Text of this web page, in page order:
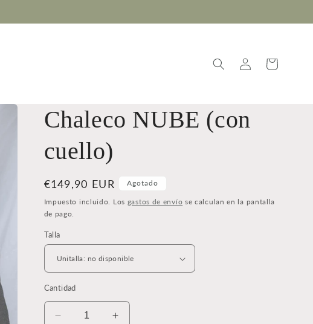
Iniciar
sesión
Carrito
Chaleco NUBE (con
cuello)
Precio
habitual
€149,90 EUR Agotado
Impuesto incluido. Los gastos de envío se calculan en la pantalla
de pago.
Talla
Cantidad
Reducir
Aumentar